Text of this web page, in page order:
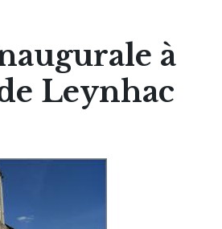
à
Leynhac